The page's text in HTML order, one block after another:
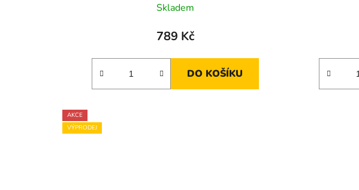
Skladem
789 Kč
DO KOŠÍKU
AKCE
VÝPRODEJ